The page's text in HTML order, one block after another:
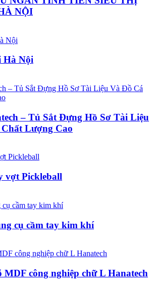
NỘI
Hà Nội
– Tủ Sắt Đựng Hồ Sơ Tài Liệu
Lượng Cao
vợt Pickleball
cụ cầm tay kim khí
MDF công nghiệp chữ L Hanatech